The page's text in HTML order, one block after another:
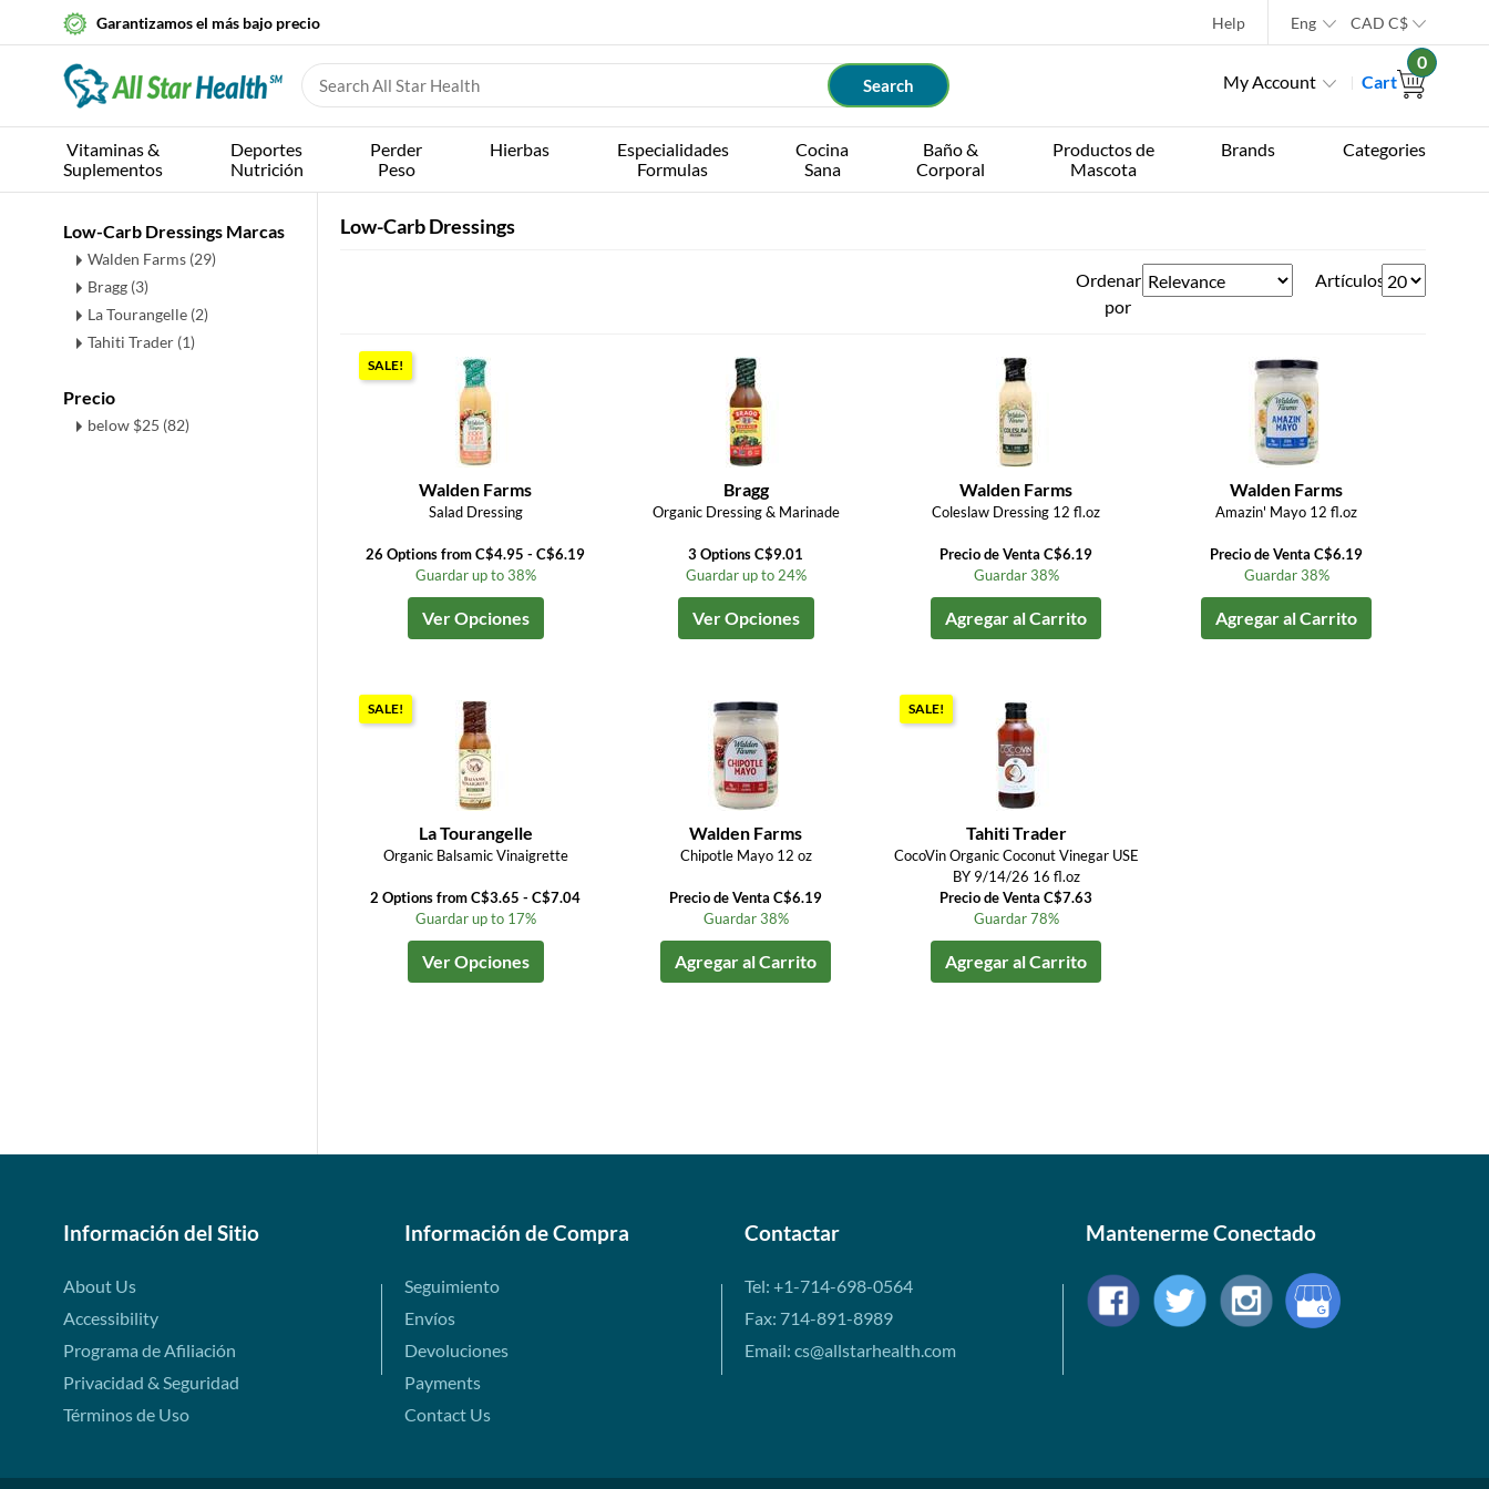
Garantizamos el más bajo precio Help Eng CAD C$
My Account Cart
0
Vitaminas &
Suplementos
Deportes
Nutrición
Perder
Peso
Hierbas
Especialidades
Formulas
Cocina
Sana
Baño &
Corporal
Productos de
Mascota
Brands Categories
Low-Carb Dressings Marcas
Walden Farms (29)
Bragg (3)
La Tourangelle (2)
Tahiti Trader (1)
Precio
below $25 (82)
Low-Carb Dressings
Ordenar
por
Artículos
SALE!
Walden Farms
Salad Dressing
26 Options from C$4.95 - C$6.19
Guardar up to 38%
Ver Opciones
Bragg
Organic Dressing & Marinade
3 Options C$9.01
Guardar up to 24%
Ver Opciones
Walden Farms
Coleslaw Dressing 12 fl.oz
Precio de Venta C$6.19
Guardar 38%
Agregar al Carrito
Walden Farms
Amazin' Mayo 12 fl.oz
Precio de Venta C$6.19
Guardar 38%
Agregar al Carrito
SALE!
La Tourangelle
Organic Balsamic Vinaigrette
2 Options from C$3.65 - C$7.04
Guardar up to 17%
Ver Opciones
Walden Farms
Chipotle Mayo 12 oz
Precio de Venta C$6.19
Guardar 38%
Agregar al Carrito
SALE!
Tahiti Trader
CocoVin Organic Coconut Vinegar USE
BY 9/14/26 16 fl.oz
Precio de Venta C$7.63
Guardar 78%
Agregar al Carrito
Información del Sitio
About Us
Accessibility
Programa de Afiliación
Privacidad & Seguridad
Términos de Uso
Información de Compra
Seguimiento
Envíos
Devoluciones
Payments
Contact Us
Contactar
Tel: +1-714-698-0564
Fax: 714-891-8989
Email: cs@allstarhealth.com
Mantenerme Conectado